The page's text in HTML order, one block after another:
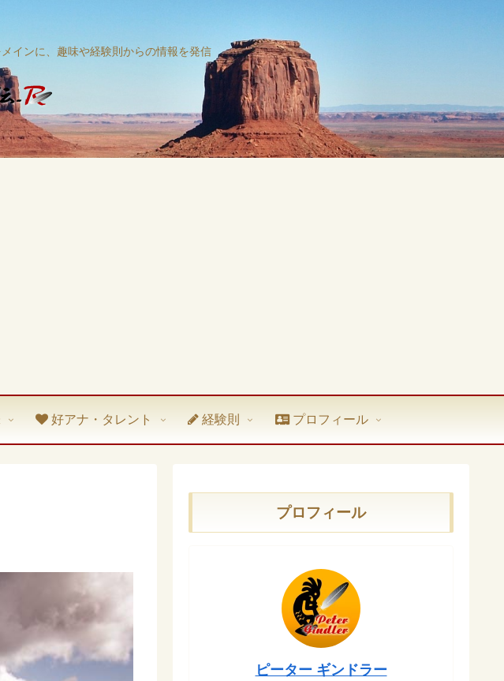
インに、趣味や経験則からの情報を発信
好アナ・タレント 経験則 プロフィール
プロフィール
ピーター ギンドラー